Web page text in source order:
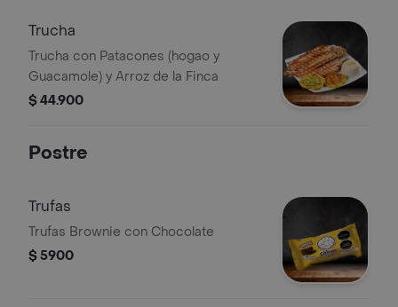
Trucha
Trucha con Patacones (hogao y
Guacamole) y Arroz de la Finca
$ 44.900
Postre
Trufas
Trufas Brownie con Chocolate
$ 5900